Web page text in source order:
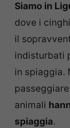
Siamo in
dove i
il
indisturbati
in spiaggia.
animali
spiaggia.